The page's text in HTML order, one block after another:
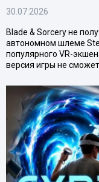
30.07.2026
Blade & Sorcery не
автономном шлеме
популярного VR-
версия игры не